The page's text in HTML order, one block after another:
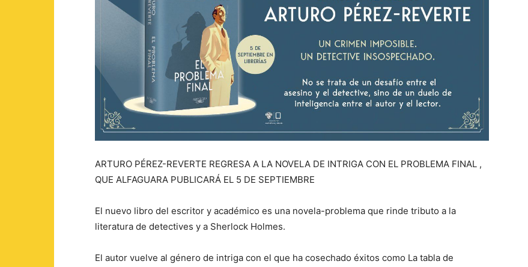
ARTURO PÉREZ-REVERTE REGRESA A LA NOVELA DE INTRIGA CON EL PROBLEMA FINAL ,
QUE ALFAGUARA PUBLICARÁ EL 5 DE SEPTIEMBRE
El nuevo libro del escritor y académico es una novela-problema que rinde tributo a la
literatura de detectives y a Sherlock Holmes.
El autor vuelve al género de intriga con el que ha cosechado éxitos como La tabla de